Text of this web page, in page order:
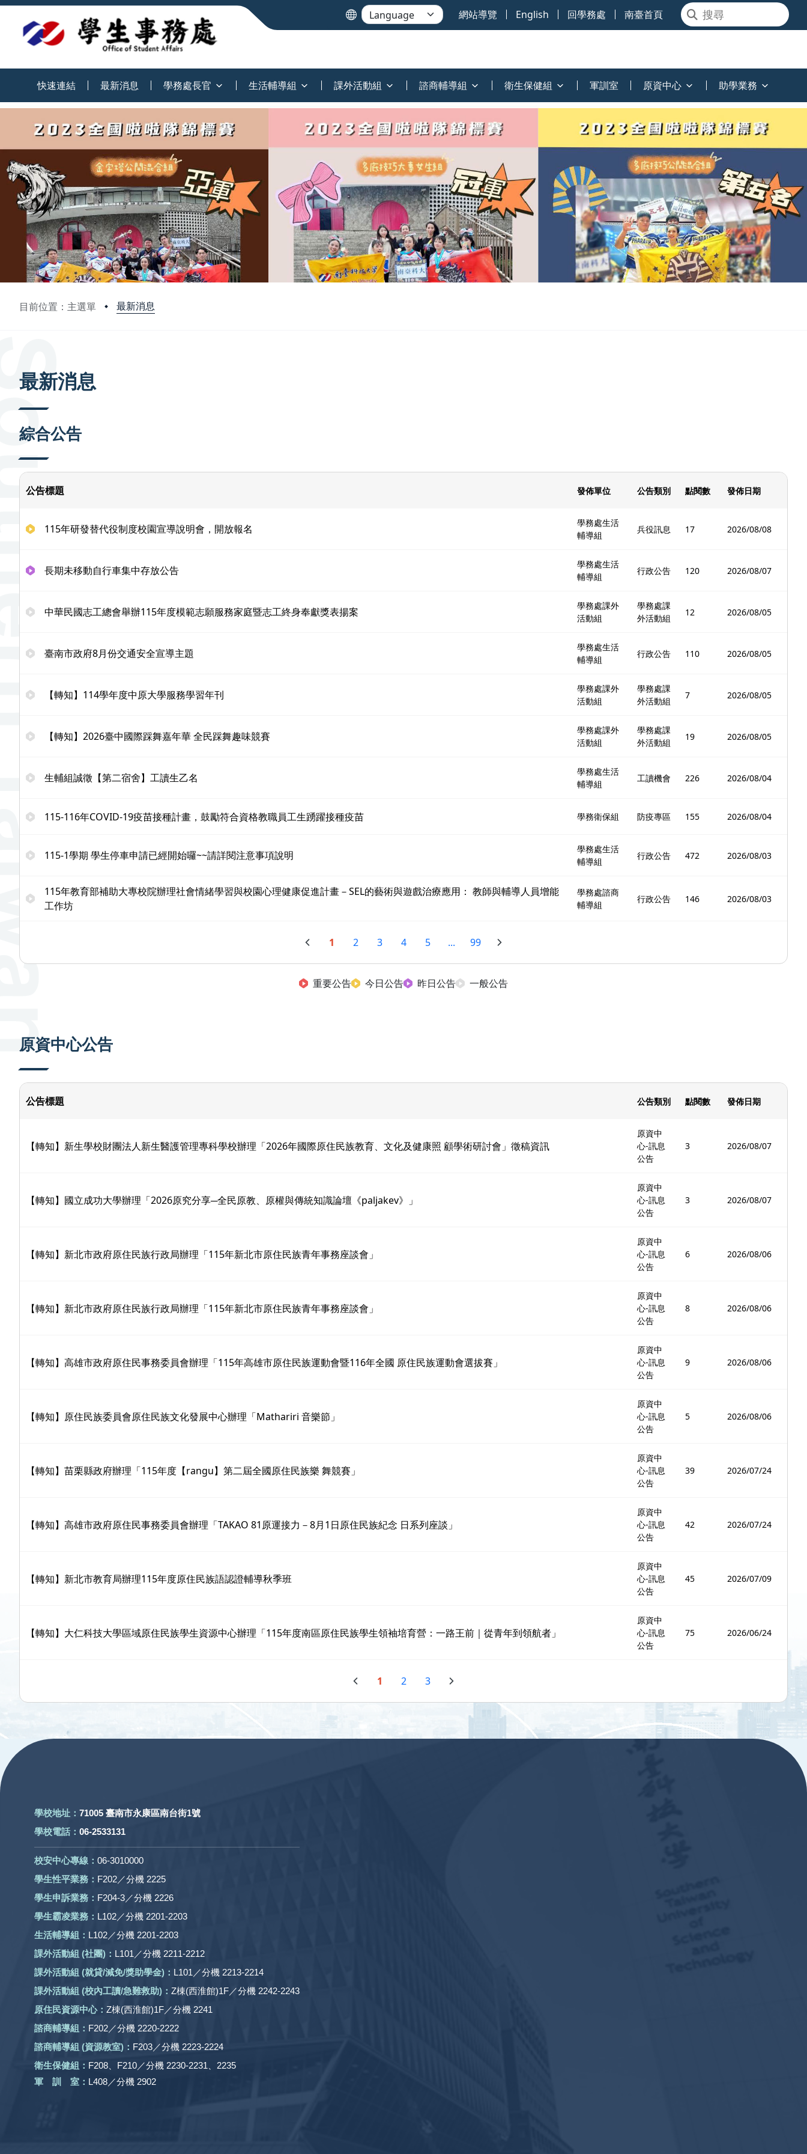
網站導覽 English 回學務處 南臺首頁
快速連結 最新消息 學務處長官 生活輔導組 課外活動組 諮商輔導組 衛生保健組 軍訓室 原資中心 助學業務
目前位置：主選單 最新消息
最新消息
綜合公告
公告標題 發佈單位 公告類別 點閱數 發佈日期
115年研發替代役制度校園宣導說明會，開放報名
學務處生活
輔導組
兵役訊息 17 2026/08/08
長期未移動自行車集中存放公告
學務處生活
輔導組
行政公告 120 2026/08/07
中華民國志工總會舉辦115年度模範志願服務家庭暨志工終身奉獻獎表揚案
學務處課外
活動組
學務處課
外活動組
12 2026/08/05
臺南市政府8月份交通安全宣導主題
學務處生活
輔導組
行政公告 110 2026/08/05
【轉知】114學年度中原大學服務學習年刊
學務處課外
活動組
學務處課
外活動組
7 2026/08/05
【轉知】2026臺中國際踩舞嘉年華 全民踩舞趣味競賽
學務處課外
活動組
學務處課
外活動組
19 2026/08/05
生輔組誠徵【第二宿舍】工讀生乙名
學務處生活
輔導組
工讀機會 226 2026/08/04
115-116年COVID-19疫苗接種計畫，鼓勵符合資格教職員工生踴躍接種疫苗 學務衛保組 防疫專區 155 2026/08/04
115-1學期 學生停車申請已經開始囉~~請詳閱注意事項說明
學務處生活
輔導組
行政公告 472 2026/08/03
115年教育部補助大專校院辦理社會情緒學習與校園心理健康促進計畫－SEL的藝術與遊戲治療應用： 教師與輔導人員增能
工作坊
學務處諮商
輔導組
行政公告 146 2026/08/03
1 2 3 4 5 ... 99
重要公告 今日公告 昨日公告 一般公告
原資中心公告
公告標題 公告類別 點閱數 發佈日期
【轉知】新生學校財團法人新生醫護管理專科學校辦理「2026年國際原住民族教育、文化及健康照 顧學術研討會」徵稿資訊
原資中
心-訊息
公告
3 2026/08/07
【轉知】國立成功大學辦理「2026原究分享─全民原教、原權與傳統知識論壇《paljakev》」
原資中
心-訊息
公告
3 2026/08/07
【轉知】新北市政府原住民族行政局辦理「115年新北市原住民族青年事務座談會」
原資中
心-訊息
公告
6 2026/08/06
【轉知】新北市政府原住民族行政局辦理「115年新北市原住民族青年事務座談會」
原資中
心-訊息
公告
8 2026/08/06
【轉知】高雄市政府原住民事務委員會辦理「115年高雄市原住民族運動會暨116年全國 原住民族運動會選拔賽」
原資中
心-訊息
公告
9 2026/08/06
【轉知】原住民族委員會原住民族文化發展中心辦理「Mathariri 音樂節」
原資中
心-訊息
公告
5 2026/08/06
【轉知】苗栗縣政府辦理「115年度【rangu】第二屆全國原住民族樂 舞競賽」
原資中
心-訊息
公告
39 2026/07/24
【轉知】高雄市政府原住民事務委員會辦理「TAKAO 81原運接力－8月1日原住民族紀念 日系列座談」
原資中
心-訊息
公告
42 2026/07/24
【轉知】新北市教育局辦理115年度原住民族語認證輔導秋季班
原資中
心-訊息
公告
45 2026/07/09
【轉知】大仁科技大學區域原住民族學生資源中心辦理「115年度南區原住民族學生領袖培育營：一路王前｜從青年到領航者」
原資中
心-訊息
公告
75 2026/06/24
1 2 3
:::
學校地址： 71005 臺南市永康區南台街1號
學校電話： 06-2533131
校安中心專線： 06-3010000
學生性平業務： F202／分機 2225
學生申訴業務： F204-3／分機 2226
學生霸凌業務： L102／分機 2201-2203
生活輔導組： L102／分機 2201-2203
課外活動組 (社團) ： L101／分機 2211-2212
課外活動組 (就貸/減免/獎助學金)： L101／分機 2213-2214
課外活動組 (校內工讀/急難救助) ： Z棟(西淮館)1F／分機 2242-2243
原住民資源中心： Z棟(西淮館)1F／分機 2241
諮商輔導組： F202／分機 2220-2222
諮商輔導組 (資源教室)： F203／分機 2223-2224
衛生保健組： F208、F210／分機 2230-2231、2235
軍 訓 室： L408／分機 2902